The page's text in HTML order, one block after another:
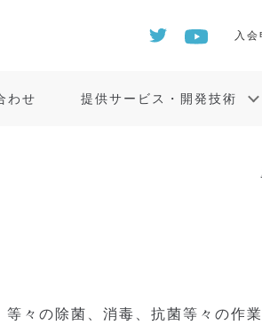
入
わせ 提供サービス・開発技術
々の除菌、消毒、抗菌等々の作